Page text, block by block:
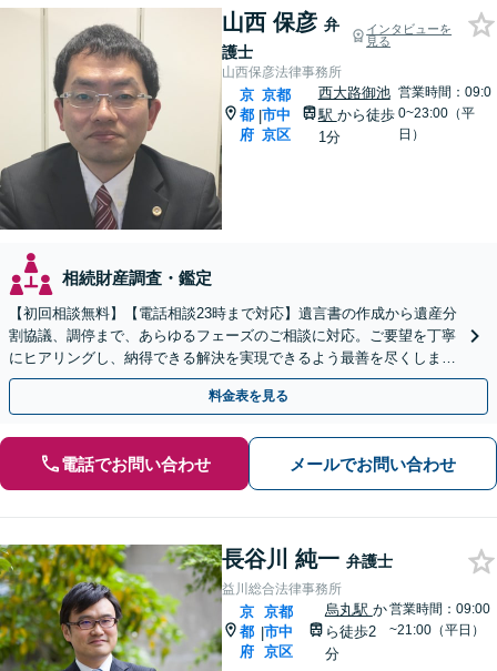
山西 保彦 弁
護士
インタビューを
見る
山西保彦法律事務所
京
都
府
|
京都
市中
京区
西大路御池
駅 から徒歩
1分
営業時間：09:0
0~23:00（平
日）
相続財産調査・鑑定
【初回相談無料】【電話相談23時まで対応】遺言書の作成から遺産分
割協議、調停まで、あらゆるフェーズのご相談に対応。ご要望を丁寧
にヒアリングし、納得できる解決を実現できるよう最善を尽くします
【夜間・休日対応可】【西大路御池駅徒歩1分】
料金表を見る
電話でお問い合わせ メールでお問い合わせ
長谷川 純一 弁護士
益川総合法律事務所
京
都
府
|
京都
市中
京区
烏丸駅 か
ら徒歩2
分
営業時間：09:00
~21:00（平日）